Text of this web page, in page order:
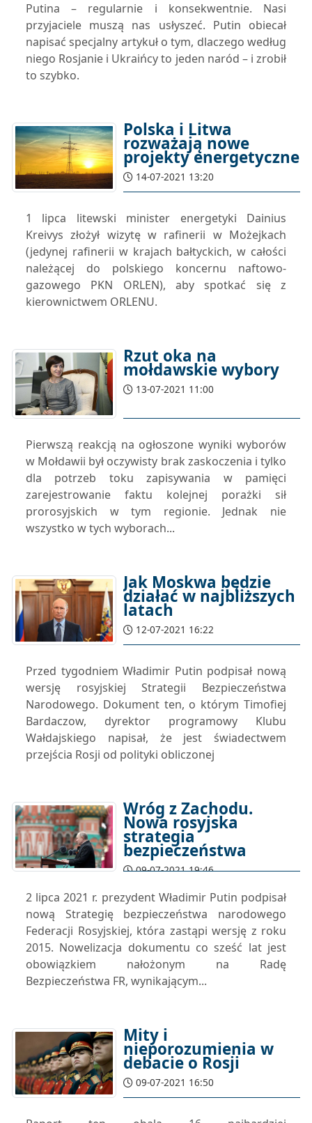
Putina – regularnie i konsekwentnie. Nasi
przyjaciele muszą nas usłyszeć. Putin obiecał
napisać specjalny artykuł o tym, dlaczego według
niego Rosjanie i Ukraińcy to jeden naród – i zrobił
to szybko.
Polska i Litwa
rozważają nowe
projekty energetyczne
14-07-2021 13:20
1 lipca litewski minister energetyki Dainius
Kreivys złożył wizytę w rafinerii w Możejkach
(jedynej rafinerii w krajach bałtyckich, w całości
należącej do polskiego koncernu naftowo-
gazowego PKN ORLEN), aby spotkać się z
kierownictwem ORLENU.
Rzut oka na
mołdawskie wybory
13-07-2021 11:00
Pierwszą reakcją na ogłoszone wyniki wyborów
w Mołdawii był oczywisty brak zaskoczenia i tylko
dla potrzeb toku zapisywania w pamięci
zarejestrowanie faktu kolejnej porażki sił
prorosyjskich w tym regionie. Jednak nie
wszystko w tych wyborach...
Jak Moskwa będzie
działać w najbliższych
latach
12-07-2021 16:22
Przed tygodniem Władimir Putin podpisał nową
wersję rosyjskiej Strategii Bezpieczeństwa
Narodowego. Dokument ten, o którym Timofiej
Bardaczow, dyrektor programowy Klubu
Wałdajskiego napisał, że jest świadectwem
przejścia Rosji od polityki obliczonej
Wróg z Zachodu.
Nowa rosyjska
strategia
bezpieczeństwa
09-07-2021 19:46
2 lipca 2021 r. prezydent Władimir Putin podpisał
nową Strategię bezpieczeństwa narodowego
Federacji Rosyjskiej, która zastąpi wersję z roku
2015. Nowelizacja dokumentu co sześć lat jest
obowiązkiem nałożonym na Radę
Bezpieczeństwa FR, wynikającym...
Mity i
nieporozumienia w
debacie o Rosji
09-07-2021 16:50